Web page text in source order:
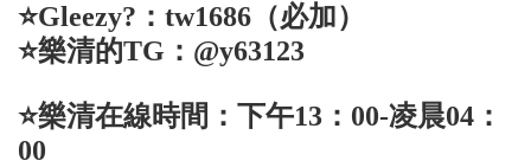
⭐️Gleezy?：tw1686（必加）
⭐️樂清的TG：@y63123
⭐️樂清在線時間：下午13：00-凌晨04：
00